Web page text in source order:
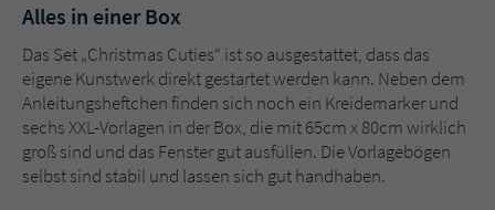
Alles in einer Box
Das Set „Christmas Cuties“ ist so ausgestattet, dass das
eigene Kunstwerk direkt gestartet werden kann. Neben dem
Anleitungsheftchen finden sich noch ein Kreidemarker und
sechs XXL-Vorlagen in der Box, die mit 65cm x 80cm wirklich
groß sind und das Fenster gut ausfüllen. Die Vorlagebögen
selbst sind stabil und lassen sich gut handhaben.